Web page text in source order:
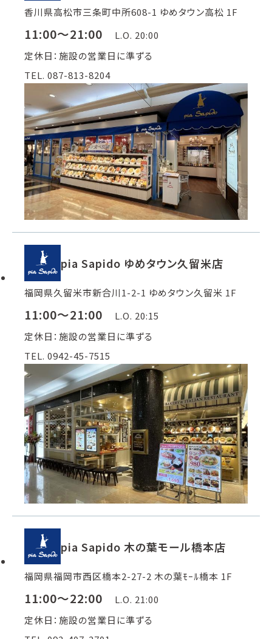
香川県高松市三条町中所608-1 ゆめタウン高松 1F
11:00～21:00
L.O. 20:00
定休日：施設の営業日に準ずる
TEL. 087-813-8204
pia Sapido ゆめタウン久留米店
福岡県久留米市新合川1-2-1 ゆめタウン久留米 1F
11:00～21:00
L.O. 20:15
定休日：施設の営業日に準ずる
TEL. 0942-45-7515
pia Sapido 木の葉モール橋本店
福岡県福岡市西区橋本2-27-2 木の葉ﾓｰﾙ橋本 1F
11:00～22:00
L.O. 21:00
定休日：施設の営業日に準ずる